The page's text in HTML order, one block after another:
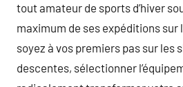
tout amateur de sports d’hiver
maximum de ses expéditions sur
soyez à vos premiers pas sur les
descentes, sélectionner